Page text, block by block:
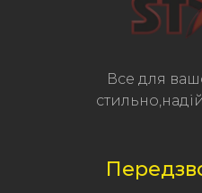
Все для